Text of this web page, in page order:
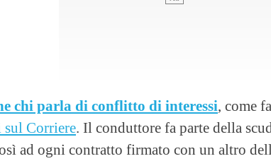
chi parla di conflitto di interessi, come
Corriere. Il conduttore fa parte della
ad ogni contratto firmato con un altro